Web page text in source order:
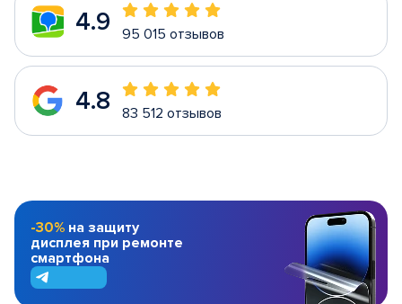
4.9 95 015 отзывов
4.8 83 512 отзывов
-30% на защиту
дисплея при ремонте
смартфона